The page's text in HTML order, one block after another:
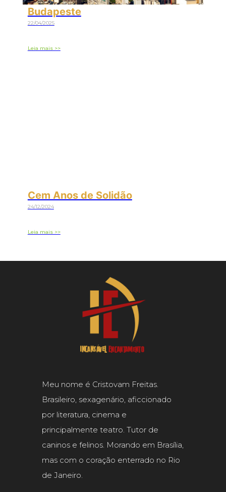
Budapeste
22/04/2025
Leia mais >>
Cem Anos de Solidão
24/12/2024
Leia mais >>
Meu nome é Cristovam Freitas.
Brasileiro, sexagenário, aficcionado
por literatura, cinema e
principalmente teatro. Tutor de
caninos e felinos. Morando em Brasília,
mas com o coração enterrado no Rio
de Janeiro.